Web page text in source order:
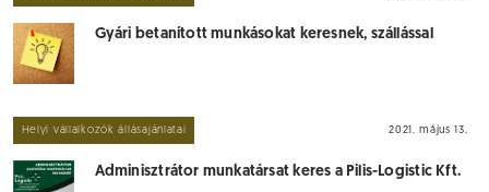
Gyári betanított munkásokat keresnek, szállással
Helyi vállalkozók állásajánlatai 2021. május 13.
Adminisztrátor munkatársat keres a Pilis-Logistic Kft.